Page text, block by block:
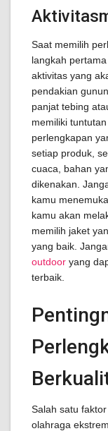
Saat memilih
langkah
aktivitas yang
pendakian
panjat tebing
memiliki
perlengkapan
setiap produk,
cuaca, bahan
dikenakan.
kamu
kamu akan
memilih jaket
yang baik.
outdoor yang
terbaik.
Salah satu
olahraga